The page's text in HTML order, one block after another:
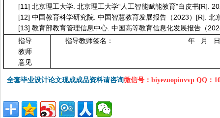
[11] 北京理工大学. 北京理工大学“人工智能赋能教育”白皮书[R].
[12] 中国教育科学研究院. 中国智慧教育发展报告（2023）[R]. 北
[13] 教育部教育管理信息中心. 中国高等教育信息化发展报告（
指导
教师
意见
指导教师签名： 年 月 日
全套毕业设计论文现成成品资料请咨询微信号：biyezuopinvvp QQ